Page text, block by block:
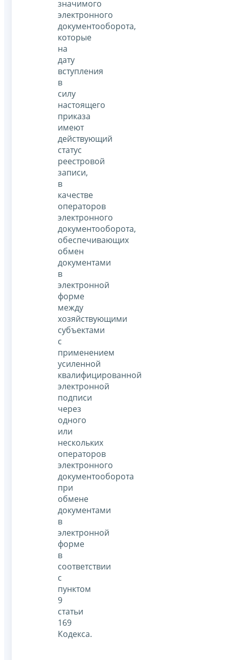
значимого
электронного
документооборота,
которые
на
дату
вступления
в
силу
настоящего
приказа
имеют
действующий
статус
реестровой
записи,
в
качестве
операторов
электронного
документооборота,
обеспечивающих
обмен
документами
в
электронной
форме
между
хозяйствующими
субъектами
с
применением
усиленной
квалифицированной
электронной
подписи
через
одного
или
нескольких
операторов
электронного
документооборота
при
обмене
документами
в
электронной
форме
в
соответствии
с
пунктом
9
статьи
169
Кодекса.